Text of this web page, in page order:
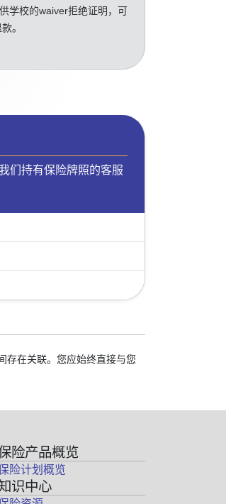
学校的waiver拒绝证明，可
。
们持有保险牌照的客服
存在关联。您应始终直接与您
险产品概览
险计划概览
识中心